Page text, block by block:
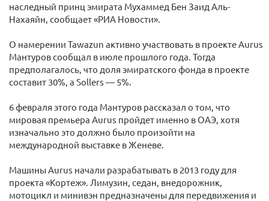
наследный принц эмирата Мухаммед Бен Заид Аль-
Нахаяйн, сообщает «РИА Новости».
О намерении Tawazun активно участвовать в проекте Aurus
Мантуров сообщал в июле прошлого года. Тогда
предполагалось, что доля эмиратского фонда в проекте
составит 30%, а Sollers — 5%.
6 февраля этого года Мантуров рассказал о том, что
мировая премьера Aurus пройдет именно в ОАЭ, хотя
изначально это должно было произойти на
международной выставке в Женеве.
Машины Aurus начали разрабатывать в 2013 году для
проекта «Кортеж». Лимузин, седан, внедорожник,
мотоцикл и минивэн предназначены для передвижения и